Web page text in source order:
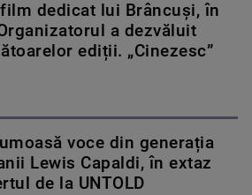
dedicat lui Brâncuși, în
a dezvăluit
ediții. „Cinezesc”
voce din generația
Lewis Capaldi, în extaz
de la UNTOLD